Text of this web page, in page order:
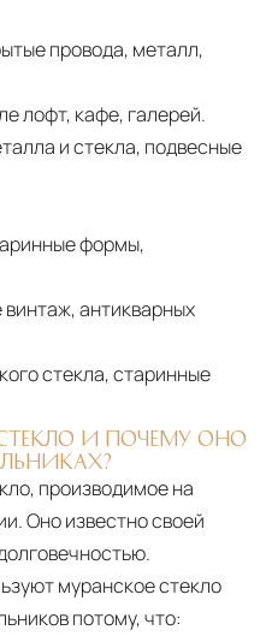
провода, металл,
лофт, кафе, галерей.
и стекла, подвесные
формы,
винтаж, антикварных
стекла, старинные
И ПОЧЕМУ ОНО
производимое на
Оно известно своей
муранское стекло
потому, что: